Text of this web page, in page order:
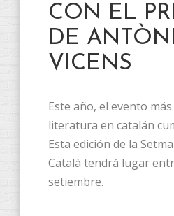
CON EL
DE
VICENS
Este año, el evento
literatura en catalán
Esta edición de la
Català tendrá lugar
setiembre.